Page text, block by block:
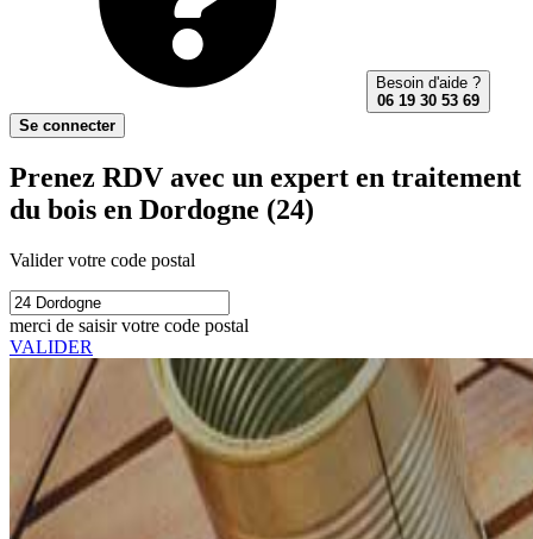
Besoin d'aide ?
06 19 30 53 69
Se connecter
Prenez RDV avec un expert en traitement
du bois en Dordogne (24)
Valider votre code postal
merci de saisir votre code postal
VALIDER